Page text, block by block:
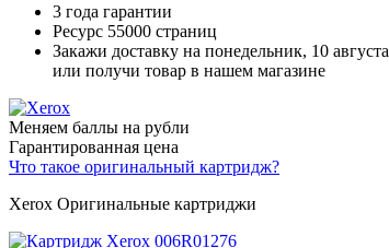
3 года гарантии
Ресурс 55000 страниц
Закажи доставку на понедельник, 10 августа
или получи товар в нашем магазине
Меняем баллы на рубли
Гарантированная цена
Что такое оригинальный картридж?
Xerox Оригинальные картриджи